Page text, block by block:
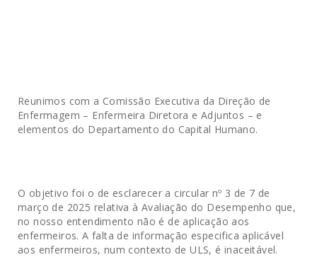
Reunimos com a Comissão Executiva da Direção de
Enfermagem – Enfermeira Diretora e Adjuntos – e
elementos do Departamento do Capital Humano.
O objetivo foi o de esclarecer a circular nº 3 de 7 de
março de 2025 relativa à Avaliação do Desempenho que,
no nosso entendimento não é de aplicação aos
enfermeiros. A falta de informação especifica aplicável
aos enfermeiros, num contexto de ULS, é inaceitável.